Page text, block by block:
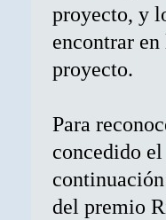
proyecto, y
encontrar
proyecto.
Para
concedido
del premio